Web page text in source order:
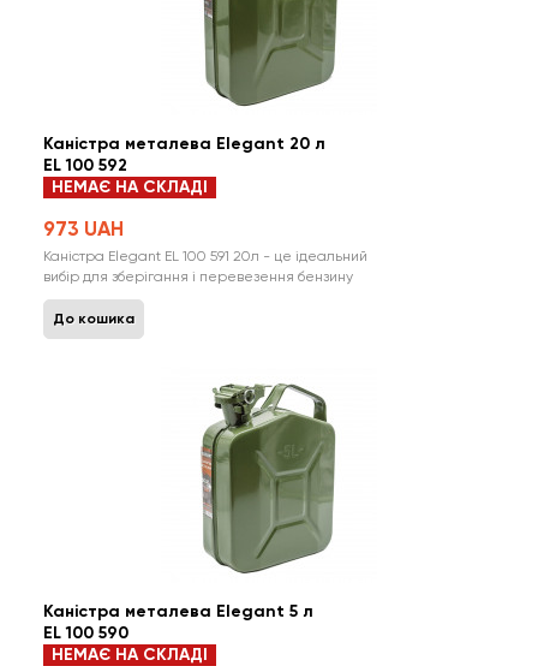
Каністра металева Elegant 20 л
EL 100 592
НЕМАЄ НА СКЛАДІ
973 UAH
Каністра Elegant EL 100 591 20л - це ідеальний
вибір для зберігання і перевезення бензину
та інших нафтопродуктів. Вона виготовлена з
високоякісної сталі з товщиною стінки 0,8 мм і
має спеціальне покриття ззовні та всередині,
До кошика
Каністра металева Elegant 5 л
EL 100 590
НЕМАЄ НА СКЛАДІ